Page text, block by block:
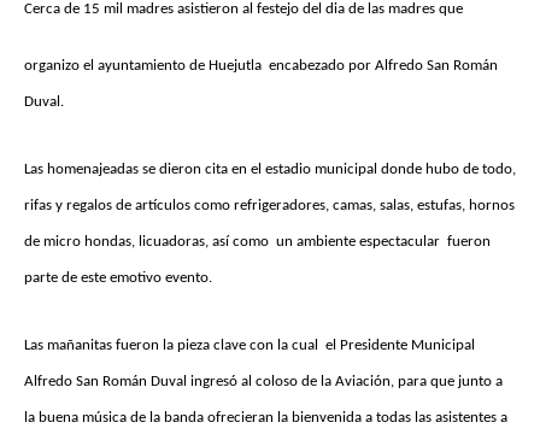
Cerca de 15 mil madres asistieron al festejo del dia de las madres que
organizo el ayuntamiento de Huejutla encabezado por Alfredo San Román
Duval.
Las homenajeadas se dieron cita en el estadio municipal donde hubo de todo,
rifas y regalos de artículos como refrigeradores, camas, salas, estufas, hornos
de micro hondas, licuadoras, así como un ambiente espectacular fueron
parte de este emotivo evento.
Las mañanitas fueron la pieza clave con la cual el Presidente Municipal
Alfredo San Román Duval ingresó al coloso de la Aviación, para que junto a
la buena música de la banda ofrecieran la bienvenida a todas las asistentes a